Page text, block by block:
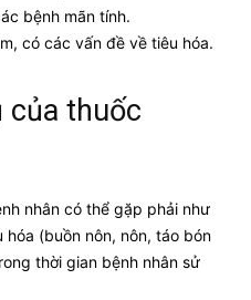
bệnh mãn tính.
có các vấn đề về tiêu hóa.
của thuốc
nhân có thể gặp phải như
(buồn nôn, nôn, táo bón
thời gian bệnh nhân sử